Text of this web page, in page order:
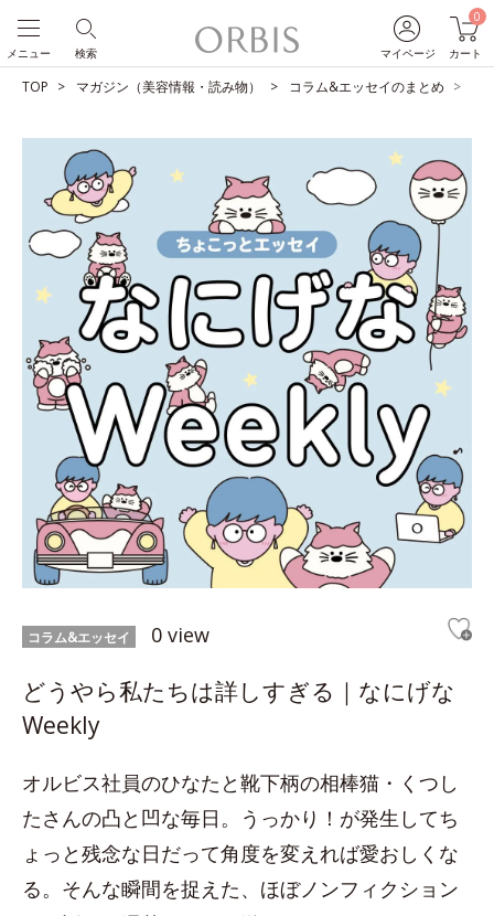
マイページ
0
カート
検索
メニュー
TOP マガジン（美容情報・読み物） コラム&エッセイのまとめ
コラム&エッセイ 0 view
どうやら私たちは詳しすぎる｜なにげな
Weekly
オルビス社員のひなたと靴下柄の相棒猫・くつし
たさんの凸と凹な毎日。うっかり！が発生してち
ょっと残念な日だって角度を変えれば愛おしくな
る。そんな瞬間を捉えた、ほぼノンフィクション